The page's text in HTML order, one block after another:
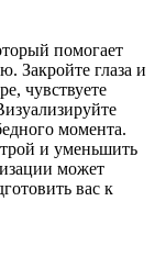
помогает
Закройте глаза и
чувствуете
момента.
и уменьшить
может
вас к